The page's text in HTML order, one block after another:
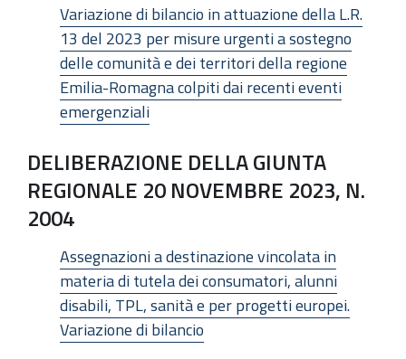
Variazione di bilancio in attuazione della L.R.
13 del 2023 per misure urgenti a sostegno
delle comunità e dei territori della regione
Emilia-Romagna colpiti dai recenti eventi
emergenziali
DELIBERAZIONE DELLA GIUNTA
REGIONALE 20 NOVEMBRE 2023, N.
2004
Assegnazioni a destinazione vincolata in
materia di tutela dei consumatori, alunni
disabili, TPL, sanità e per progetti europei.
Variazione di bilancio